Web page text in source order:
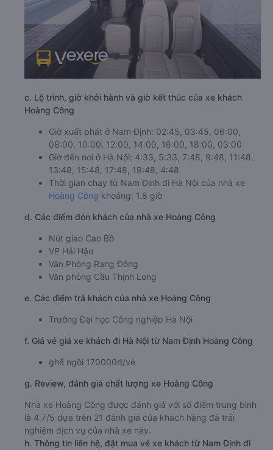
c. Lộ trình, giờ khởi hành và giờ kết thúc của xe khách
Hoàng Công
Giờ xuất phát ở Nam Định: 02:45, 03:45, 06:00,
08:00, 10:00, 12:00, 14:00, 16:00, 18:00, 03:00
Giờ đến nơi ở Hà Nội: 4:33, 5:33, 7:48, 9:48, 11:48,
13:48, 15:48, 17:48, 19:48, 4:48
Thời gian chạy từ Nam Định đi Hà Nội của nhà xe
Hoàng Công khoảng: 1.8 giờ
d. Các điểm đón khách của nhà xe Hoàng Công
Nút giao Cao Bồ
VP Hải Hậu
Văn Phòng Rạng Đông
Văn phòng Cầu Thịnh Long
e. Các điểm trả khách của nhà xe Hoàng Công
Trường Đại học Công nghiệp Hà Nội
f. Giá vé giá xe khách đi Hà Nội từ Nam Định Hoàng Công
ghế ngồi 170000đ/vé
g. Review, đánh giá chất lượng xe Hoàng Công
Nhà xe Hoàng Công được đánh giá với số điểm trung bình
là 4.7/5 dựa trên 21 đánh giá của khách hàng đã trải
nghiệm dịch vụ của nhà xe này.
h. Thông tin liên hệ, đặt mua vé xe khách từ Nam Định đi